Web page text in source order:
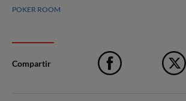
POKER ROOM
Compartir
Facebook